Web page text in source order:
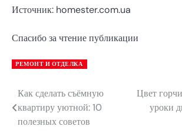
Источник: homester.com.ua
Спасибо за чтение публикации
РЕМОНТ И ОТДЕЛКА
Навигация
по
Как сделать съёмную
квартиру уютной: 10
полезных советов
Цвет
уроки